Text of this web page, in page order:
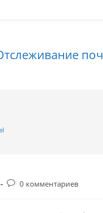
Комментарии
0 комментариев